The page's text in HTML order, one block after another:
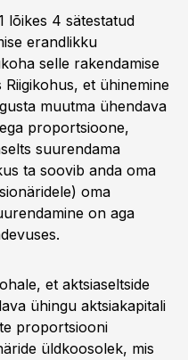
lõikes 4 sätestatud
erandlikku
selle rakendamise
et ühinemine
muutma ühendava
proportsioone,
suurendama
ta soovib anda oma
oma
on aga
et aktsiaseltside
ühingu aktsiakapitali
proportsiooni
üldkoosolek, mis